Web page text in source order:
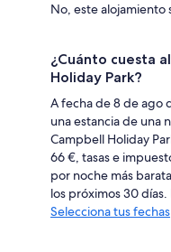
No, este alojamiento
¿Cuánto cuesta
Holiday Park?
A fecha de 8 de ago
una estancia de una
Campbell Holiday
66 €, tasas e
por noche más
los próximos 30 días.
Selecciona tus fechas